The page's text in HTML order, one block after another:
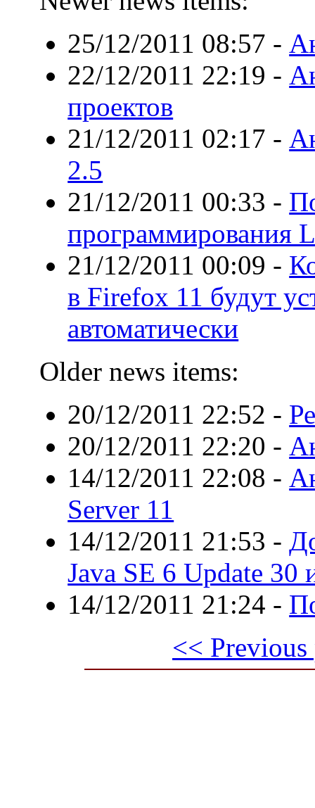
25/12/2011 08:57 -
22/12/2011 22:19 -
проектов
21/12/2011 02:17 -
2.5
21/12/2011 00:33 -
программирования
21/12/2011 00:09 -
в Firefox 11 будут
автоматически
Older news items:
20/12/2011 22:52 -
20/12/2011 22:20 -
14/12/2011 22:08 -
Server 11
14/12/2011 21:53 -
Java SE 6 Update 30
14/12/2011 21:24 -
<< Previous